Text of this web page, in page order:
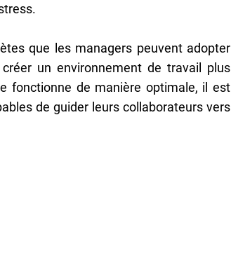
que les managers peuvent adopter
un environnement de travail plus
fonctionne de manière optimale, il est
de guider leurs collaborateurs vers